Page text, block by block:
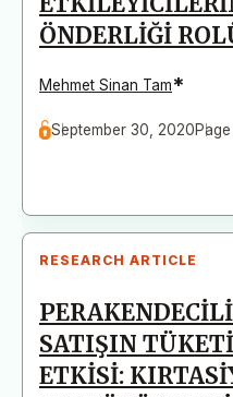
ÖNDERLİĞİ
Mehmet Sinan Tam*
September 30, 2020Page
RESEARCH ARTICLE
SATIŞIN
ETKİSİ: